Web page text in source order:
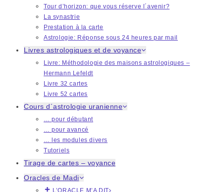
Tour d’horizon: que vous réserve l´avenir?
La synastrie
Prestation à la carte
Astrologie: Réponse sous 24 heures par mail
Livres astrologiques et de voyance
Livre: Méthodologie des maisons astrologiques –
Hermann Lefeldt
Livre 32 cartes
Livre 52 cartes
Cours d´astrologie uranienne
… pour débutant
… pour avancé
… les modules divers
Tutoriels
Tirage de cartes – voyance
Oracles de Madi
L’ORACLE M’A DIT